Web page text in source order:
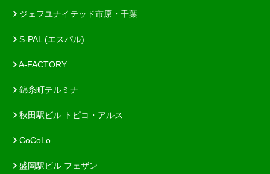
ジェフユナイテッド市原・千葉
S-PAL (エスパル)
A-FACTORY
錦糸町テルミナ
秋田駅ビル トピコ・アルス
CoCoLo
盛岡駅ビル フェザン